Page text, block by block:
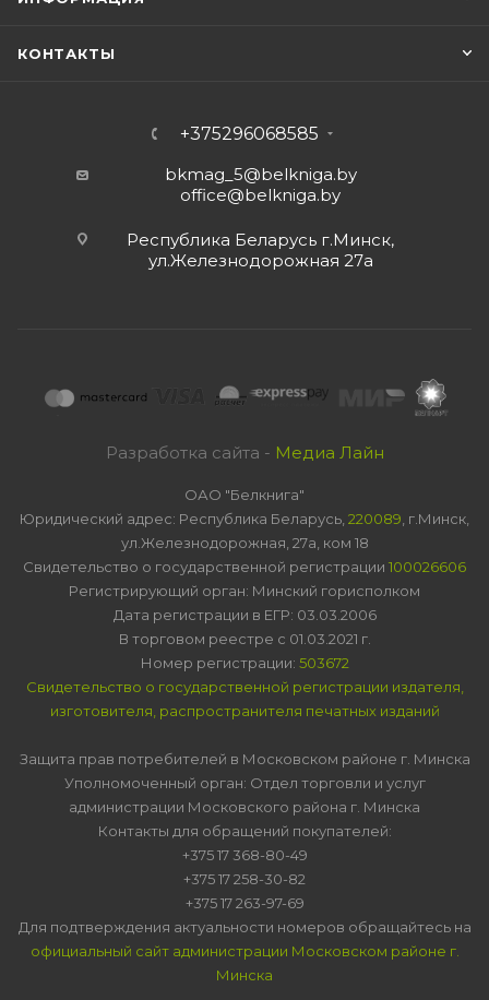
КОНТАКТЫ
+375296068585
bkmag_5@belkniga.by
office@belkniga.by
Республика Беларусь г.Минск,
ул.Железнодорожная 27а
Разработка сайта - Медиа Лайн
ОАО "Белкнига"
Юридический адрес: Республика Беларусь, 220089, г.Минск,
ул.Железнодорожная, 27а, ком 18
Свидетельство о государственной регистрации 100026606
Регистрирующий орган: Минский горисполком
Дата регистрации в ЕГР: 03.03.2006
В торговом реестре с 01.03.2021 г.
Номер регистрации: 503672
Свидетельство о государственной регистрации издателя,
изготовителя, распространителя печатных изданий
Защита прав потребителей в Московском районе г. Минска
Уполномоченный орган: Отдел торговли и услуг
администрации Московского района г. Минска
Контакты для обращений покупателей:
+375 17 368-80-49
+375 17 258-30-82
+375 17 263-97-69
Для подтверждения актуальности номеров обращайтесь на
официальный сайт администрации Московском районе г.
Минска